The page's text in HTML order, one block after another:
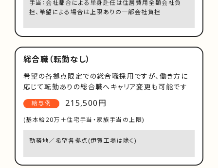
手当：会社都合による単身赴任は住居費用全額会社負
担、希望による場合は上限ありの一部会社負担
総合職（転勤なし）
希望の各拠点限定での総合職採用ですが、働き方に
応じて転勤ありの総合職へキャリア変更も可能です
給与例 215,500円
(基本給20万＋住宅手当・家族手当の上限)
勤務地／希望各拠点(伊賀工場は除く)